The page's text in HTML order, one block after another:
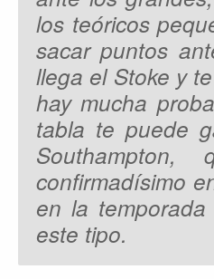
los teóricos
sacar puntos
llega el Stoke y
hay mucha
tabla te puede
confirmadísimo
en la
este tipo.